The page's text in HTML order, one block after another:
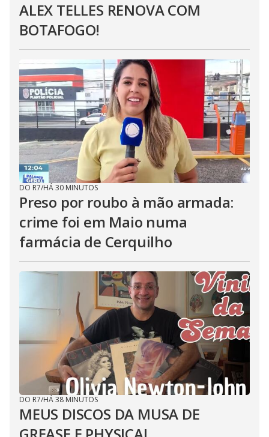
ALEX TELLES RENOVA COM
BOTAFOGO!
DO R7/HÁ 30 MINUTOS
Preso por roubo à mão armada:
crime foi em Maio numa
farmácia de Cerquilho
DO R7/HÁ 38 MINUTOS
MEUS DISCOS DA MUSA DE